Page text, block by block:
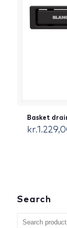
Basket
kr.
Search